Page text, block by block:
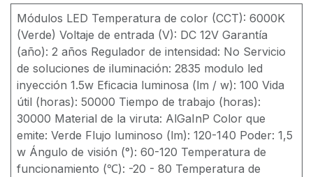
Módulos LED Temperatura de color (CCT): 6000K
(Verde) Voltaje de entrada (V): DC 12V Garantía
(año): 2 años Regulador de intensidad: No Servicio
de soluciones de iluminación: 2835 modulo led
inyección 1.5w Eficacia luminosa (lm / w): 100 Vida
útil (horas): 50000 Tiempo de trabajo (horas):
30000 Material de la viruta: AlGaInP Color que
emite: Verde Flujo luminoso (lm): 120-140 Poder: 1,5
w Ángulo de visión (°): 60-120 Temperatura de
funcionamiento (℃): -20 - 80 Temperatura de